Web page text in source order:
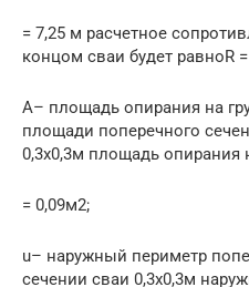
= 7,25 м расчетное
концом сваи будет равноR
A– площадь опирания на
площади поперечного
0,3х0,3м площадь опирания
= 0,09м2;
u– наружный периметр
сечении сваи 0,3х0,3м